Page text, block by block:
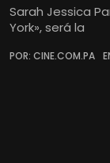
Sarah Jessica
York», será la
POR: CINE.COM.PA